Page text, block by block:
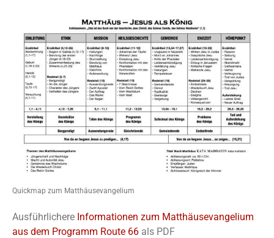
Quickmap zum Matthäusevangelium
Ausführlichere Informationen zum Matthäusevangelium
aus dem Programm Route 66 als PDF